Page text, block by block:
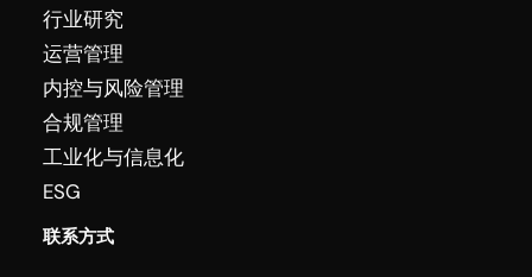
行业研究
运营管理
内控与风险管理
合规管理
工业化与信息化
ESG
联系方式